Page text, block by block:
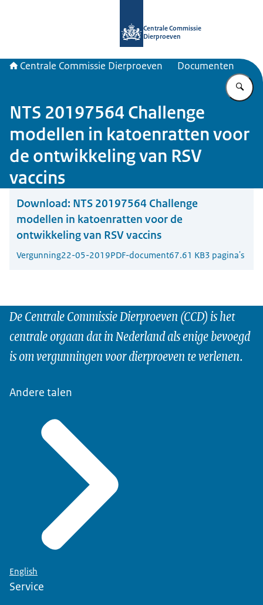
Centrale Commissie
Dierproeven
Centrale Commissie Dierproeven Documenten
NTS 20197564 Challenge
modellen in katoenratten voor
de ontwikkeling van RSV
vaccins
Download: NTS 20197564 Challenge
modellen in katoenratten voor de
ontwikkeling van RSV vaccins
Vergunning22-05-2019PDF-document67.61 KB3 pagina's
De Centrale Commissie Dierproeven (CCD) is het
centrale orgaan dat in Nederland als enige bevoegd
is om vergunningen voor dierproeven te verlenen.
Andere talen
English
Service